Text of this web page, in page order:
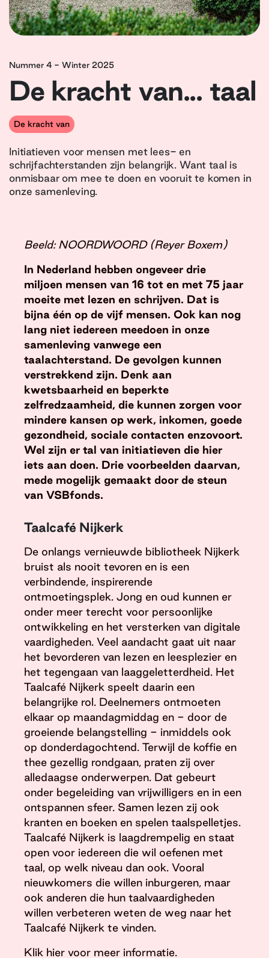
Nummer 4 - Winter 2025
De kracht van... taal
De kracht van
Initiatieven voor mensen met lees- en
schrijfachterstanden zijn belangrijk. Want taal is
onmisbaar om mee te doen en vooruit te komen in
onze samenleving.
Beeld: NOORDWOORD (Reyer Boxem)
In Nederland hebben ongeveer drie
miljoen mensen van 16 tot en met 75 jaar
moeite met lezen en schrijven. Dat is
bijna één op de vijf mensen. Ook kan nog
lang niet iedereen meedoen in onze
samenleving vanwege een
taalachterstand. De gevolgen kunnen
verstrekkend zijn. Denk aan
kwetsbaarheid en beperkte
zelfredzaamheid, die kunnen zorgen voor
mindere kansen op werk, inkomen, goede
gezondheid, sociale contacten enzovoort.
Wel zijn er tal van initiatieven die hier
iets aan doen. Drie voorbeelden daarvan,
mede mogelijk gemaakt door de steun
van VSBfonds.
Taalcafé Nijkerk
De onlangs vernieuwde bibliotheek Nijkerk
bruist als nooit tevoren en is een
verbindende, inspirerende
ontmoetingsplek. Jong en oud kunnen er
onder meer terecht voor persoonlijke
ontwikkeling en het versterken van digitale
vaardigheden. Veel aandacht gaat uit naar
het bevorderen van lezen en leesplezier en
het tegengaan van laaggeletterdheid. Het
Taalcafé Nijkerk speelt daarin een
belangrijke rol. Deelnemers ontmoeten
elkaar op maandagmiddag en - door de
groeiende belangstelling - inmiddels ook
op donderdagochtend. Terwijl de koffie en
thee gezellig rondgaan, praten zij over
alledaagse onderwerpen. Dat gebeurt
onder begeleiding van vrijwilligers en in een
ontspannen sfeer. Samen lezen zij ook
kranten en boeken en spelen taalspelletjes.
Taalcafé Nijkerk is laagdrempelig en staat
open voor iedereen die wil oefenen met
taal, op welk niveau dan ook. Vooral
nieuwkomers die willen inburgeren, maar
ook anderen die hun taalvaardigheden
willen verbeteren weten de weg naar het
Taalcafé Nijkerk te vinden.
Klik hier voor meer informatie.